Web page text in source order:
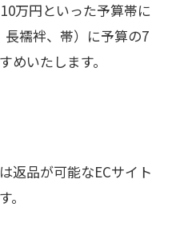
万円といった予算帯に
襦袢、帯）に予算の7
めいたします。
返品が可能なECサイト